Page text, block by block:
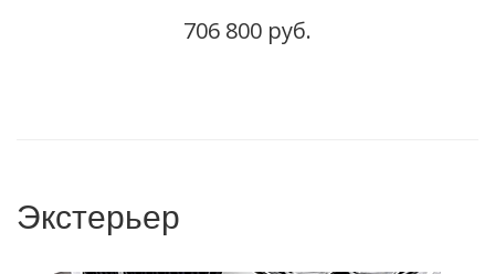
706 800 руб.
Экстерьер